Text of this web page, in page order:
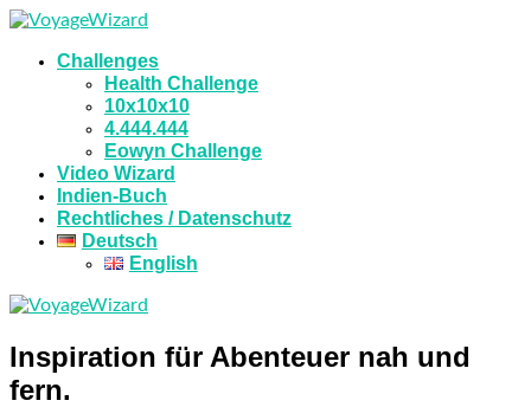
Challenges
Health Challenge
10x10x10
4.444.444
Eowyn Challenge
Video Wizard
Indien-Buch
Rechtliches / Datenschutz
Deutsch
English
Inspiration für Abenteuer nah und
fern.